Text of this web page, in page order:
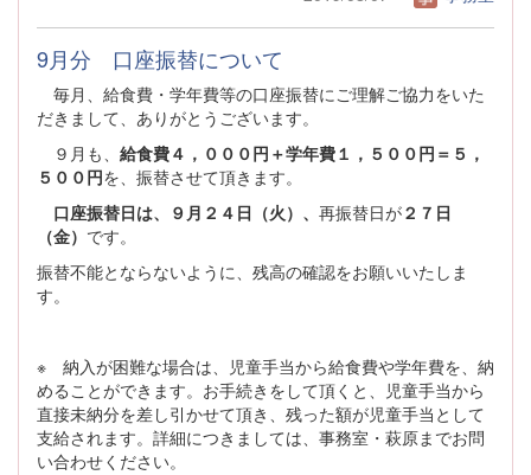
9月分 口座振替について
毎月、給食費・学年費等の口座振替にご理解ご協力をいた
だきまして、ありがとうございます。
９月も、 給食費４，０００円＋学年費１，５００円＝５，
５００円を、振替させて頂きます。
口座振替日は、９月２４日（火）、 再振替日が２７日
（金） です。
振替不能とならないように、残高の確認をお願いいたしま
す。
※ 納入が困難な場合は、児童手当から給食費や学年費を、納
めることができます。お手続きをして頂くと、児童手当から
直接未納分を差し引かせて頂き、残った額が児童手当として
支給されます。詳細につきましては、事務室・萩原までお問
い合わせください。